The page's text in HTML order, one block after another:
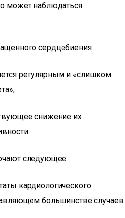
может наблюдаться
сердцебиения
регулярным и «слишком
снижение их
следующее:
кардиологического
большинстве случаев